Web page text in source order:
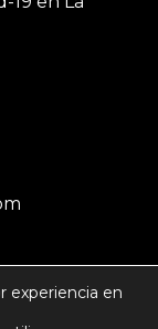
experiencia en